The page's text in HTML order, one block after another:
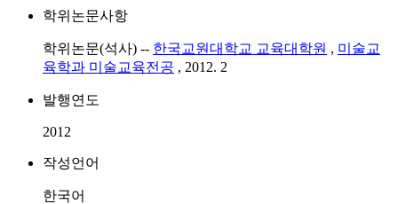
학위논문사항
학위논문(석사) -- 한국교원대학교 교육대학원 , 미술교
육학과 미술교육전공 , 2012. 2
발행연도
2012
작성언어
한국어